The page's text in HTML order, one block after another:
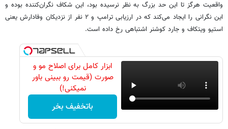
واقعیت هرگز تا این حد بزرگ به نظر نرسیده بود، این شکاف نگران‌کننده بوده و
این نگرانی را ایجاد می‌کند که در ارزیابی ترامپ و ۲ نفر از نزدیکان وفادارش یعنی
استیو ویتکاف و جارد کوشنر اشتباهی رخ داده است.
ابزار کامل برای اصلاح مو و
صورت (قیمت رو ببینی باور
نمیکنی!)
باتخفیف بخر